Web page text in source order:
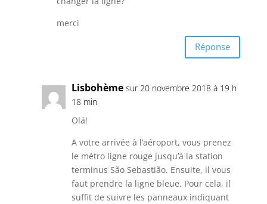
merci
Réponse
Lisbohème sur 20 novembre 2018 à 19 h
18 min
Olá!
A votre arrivée à l’aéroport, vous prenez
le métro ligne rouge jusqu’à la station
terminus São Sebastião. Ensuite, il vous
faut prendre la ligne bleue. Pour cela, il
suffit de suivre les panneaux indiquant